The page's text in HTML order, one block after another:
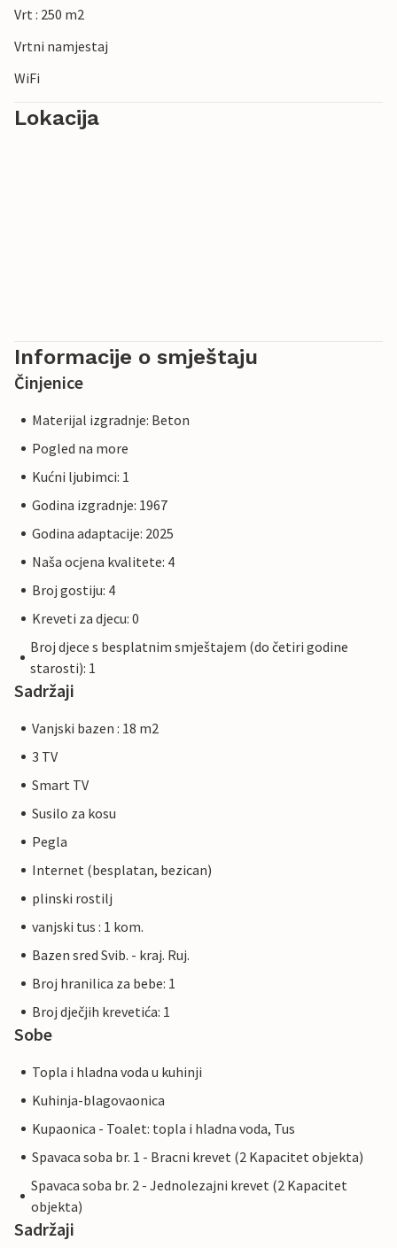
Vrt : 250 m2
Vrtni namjestaj
WiFi
Lokacija
Informacije o smještaju
Činjenice
Materijal izgradnje: Beton
Pogled na more
Kućni ljubimci: 1
Godina izgradnje: 1967
Godina adaptacije: 2025
Naša ocjena kvalitete: 4
Broj gostiju: 4
Kreveti za djecu: 0
Broj djece s besplatnim smještajem (do četiri godine
starosti): 1
Sadržaji
Vanjski bazen : 18 m2
3 TV
Smart TV
Susilo za kosu
Pegla
Internet (besplatan, bezican)
plinski rostilj
vanjski tus : 1 kom.
Bazen sred Svib. - kraj. Ruj.
Broj hranilica za bebe: 1
Broj dječjih krevetića: 1
Sobe
Topla i hladna voda u kuhinji
Kuhinja-blagovaonica
Kupaonica - Toalet: topla i hladna voda, Tus
Spavaca soba br. 1 - Bracni krevet (2 Kapacitet objekta)
Spavaca soba br. 2 - Jednolezajni krevet (2 Kapacitet
objekta)
Sadržaji